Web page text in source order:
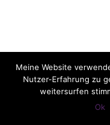
Meine Website
Nutzer-Erfahrung zu
weitersurfen
Ok